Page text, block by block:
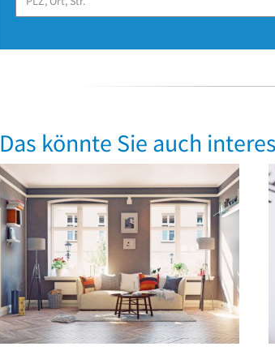
Das könnte Sie auch